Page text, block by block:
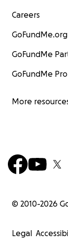
Careers
GoFundMe.org
GoFundMe
GoFundMe
More
© 2010-2026
Legal